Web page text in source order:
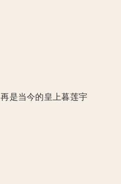
是当今的皇上暮莲宇